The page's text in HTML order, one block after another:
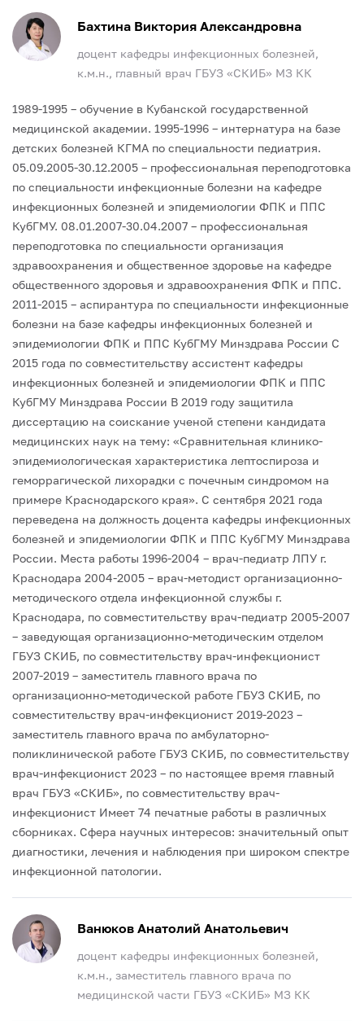
Бахтина Виктория Александровна
доцент кафедры инфекционных болезней,
к.м.н., главный врач ГБУЗ «СКИБ» МЗ КК
1989-1995 – обучение в Кубанской государственной
медицинской академии. 1995-1996 – интернатура на базе
детских болезней КГМА по специальности педиатрия.
05.09.2005-30.12.2005 – профессиональная переподготовка
по специальности инфекционные болезни на кафедре
инфекционных болезней и эпидемиологии ФПК и ППС
КубГМУ. 08.01.2007-30.04.2007 – профессиональная
переподготовка по специальности организация
здравоохранения и общественное здоровье на кафедре
общественного здоровья и здравоохранения ФПК и ППС.
2011-2015 – аспирантура по специальности инфекционные
болезни на базе кафедры инфекционных болезней и
эпидемиологии ФПК и ППС КубГМУ Минздрава России С
2015 года по совместительству ассистент кафедры
инфекционных болезней и эпидемиологии ФПК и ППС
КубГМУ Минздрава России В 2019 году защитила
диссертацию на соискание ученой степени кандидата
медицинских наук на тему: «Сравнительная клинико-
эпидемиологическая характеристика лептоспироза и
геморрагической лихорадки с почечным синдромом на
примере Краснодарского края». С сентября 2021 года
переведена на должность доцента кафедры инфекционных
болезней и эпидемиологии ФПК и ППС КубГМУ Минздрава
России. Места работы 1996-2004 – врач-педиатр ЛПУ г.
Краснодара 2004-2005 – врач-методист организационно-
методического отдела инфекционной службы г.
Краснодара, по совместительству врач-педиатр 2005-2007
– заведующая организационно-методическим отделом
ГБУЗ СКИБ, по совместительству врач-инфекционист
2007-2019 – заместитель главного врача по
организационно-методической работе ГБУЗ СКИБ, по
совместительству врач-инфекционист 2019-2023 –
заместитель главного врача по амбулаторно-
поликлинической работе ГБУЗ СКИБ, по совместительству
врач-инфекционист 2023 – по настоящее время главный
врач ГБУЗ «СКИБ», по совместительству врач-
инфекционист Имеет 74 печатные работы в различных
сборниках. Сфера научных интересов: значительный опыт
диагностики, лечения и наблюдения при широком спектре
инфекционной патологии.
Ванюков Анатолий Анатольевич
доцент кафедры инфекционных болезней,
к.м.н., заместитель главного врача по
медицинской части ГБУЗ «СКИБ» МЗ КК